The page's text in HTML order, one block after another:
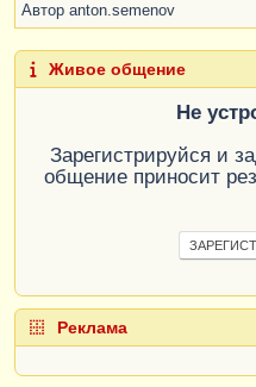
Автор anton.semenov
Живое общение
Не
Зарегистрируйся и
общение приносит
Реклама